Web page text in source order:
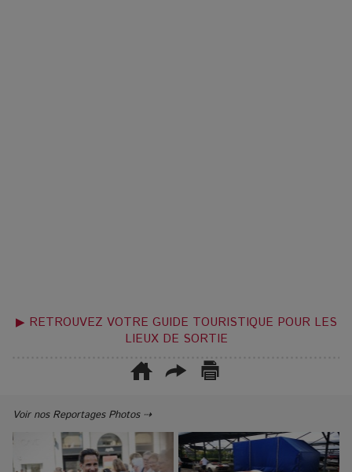
▶ RETROUVEZ VOTRE GUIDE TOURISTIQUE POUR LES
LIEUX DE SORTIE
Voir nos Reportages Photos ⇢